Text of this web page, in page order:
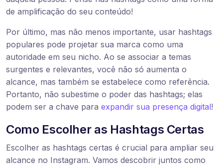
de amplificação do seu conteúdo!
Por último, mas não menos importante, usar hashtags
populares pode projetar sua marca como uma
autoridade em seu nicho. Ao se associar a temas
surgentes e relevantes, você não só aumenta o
alcance, mas também se estabelece como referência.
Portanto, não subestime o poder das hashtags; elas
podem ser a chave para expandir sua presença digital!
Como Escolher as Hashtags Certas
Escolher as hashtags certas é crucial para ampliar seu
alcance no Instagram. Vamos descobrir juntos como